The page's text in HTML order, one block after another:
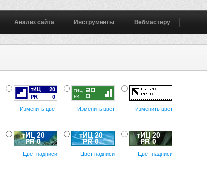
Анализ сайта Инструменты Вебмастеру
Изменить цвет Изменить цвет Изменить цвет
Цвет надписи Цвет надписи Цвет надписи